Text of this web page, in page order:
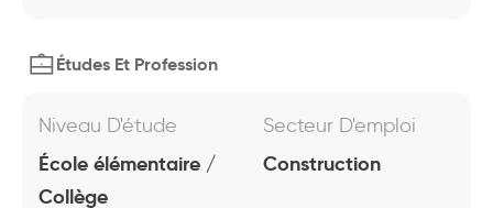
Études Et Profession
Niveau D'étude
École élémentaire /
Collège
Secteur D'emploi
Construction